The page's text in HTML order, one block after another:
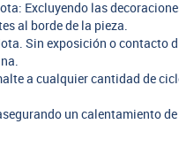
Excluyendo las
al borde de la pieza.
Sin exposición o contacto
a cualquier cantidad de
un calentamiento